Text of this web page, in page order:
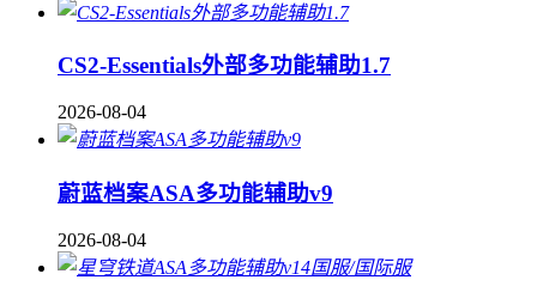
CS2-Essentials外部多功能辅助1.7
2026-08-04
蔚蓝档案ASA多功能辅助v9
2026-08-04